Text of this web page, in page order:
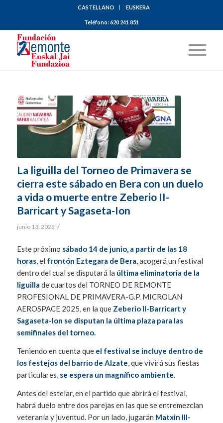
CASTELLANO EUSKERA
Teléfono:620 241 851
La liguilla del Torneo de Primavera se
cierra este sábado en Bera con un duelo
a vida o muerte entre Zeberio II-
Barricart y Sagaseta-Ion
junio 13, 2025 /
Este próximo sábado 14 de junio, a partir de las 18
horas, el frontón Eztegara de Bera, acogerá un festival
dentro del cual se disputará la última eliminatoria de la
liguilla de cuartos del TORNEO DE REMONTE
PROFESIONAL DE PRIMAVERA-G.P. MICROLAN
AEROSPACE 2025, en la que Zeberio II-Barricart y
Sagaseta-Ion se disputan la última plaza para las
semifinales del torneo.
Teniendo en cuenta que el festival se incluye dentro de
los festejos del barrio de Alzate, que vivirá sus fiestas
particulares, se espera un magnífico ambiente.
Antes del estelar, en el partido que abrirá el festival,
habrá duelo entre dos parejas en las que se entremezclan
veteranía y juventud. Por un lado, jugarán Matxin III-